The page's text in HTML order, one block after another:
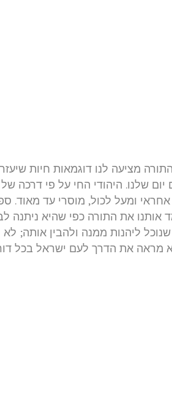
מציעה לנו דוגמאות חיות
יום שלנו. היהודי החי על פי דרכה של
ומעל לכול, מוסרי עד מאוד.
את התורה כפי שהיא ניתנה
ליהנות ממנה ולהבין אותה; לא
מראה את הדרך לעם ישראל בכל